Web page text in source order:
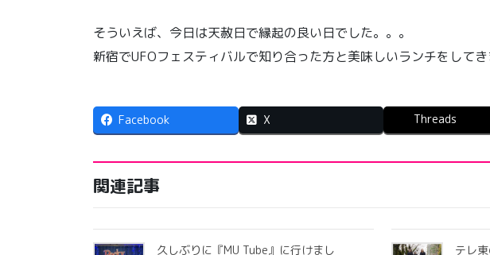
そういえば、今日は天赦日で縁起の良い日でした。。。
新宿でUFOフェスティバルで知り合った方と美味しいランチをして
Facebook X Threads
関連記事
久しぶりに『MU Tube』に行けまし
テレ